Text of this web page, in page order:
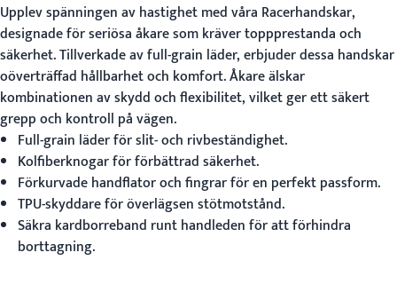
Upplev spänningen av hastighet med våra Racerhandskar,
designade för seriösa åkare som kräver toppprestanda och
säkerhet. Tillverkade av full-grain läder, erbjuder dessa handskar
oöverträffad hållbarhet och komfort. Åkare älskar
kombinationen av skydd och flexibilitet, vilket ger ett säkert
grepp och kontroll på vägen.
Full-grain läder för slit- och rivbeständighet.
Kolfiberknogar för förbättrad säkerhet.
Förkurvade handflator och fingrar för en perfekt passform.
TPU-skyddare för överlägsen stötmotstånd.
Säkra kardborreband runt handleden för att förhindra
borttagning.